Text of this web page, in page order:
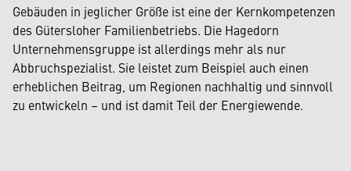
Gebäuden in jeglicher Größe ist eine der Kernkompetenzen
des Gütersloher Familienbetriebs. Die Hagedorn
Unternehmensgruppe ist allerdings mehr als nur
Abbruchspezialist. Sie leistet zum Beispiel auch einen
erheblichen Beitrag, um Regionen nachhaltig und sinnvoll
zu entwickeln – und ist damit Teil der Energiewende.